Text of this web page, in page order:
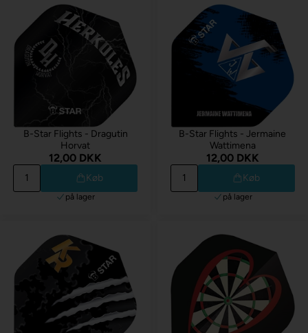
B-Star Flights - Dragutin
Horvat
12,00 DKK
Køb
på lager
B-Star Flights - Jermaine
Wattimena
12,00 DKK
Køb
på lager